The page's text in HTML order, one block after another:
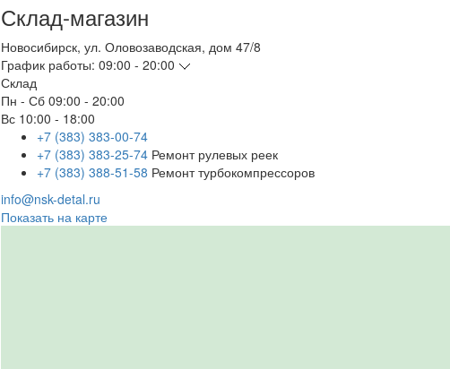
Склад-магазин
Новосибирск, ул. Оловозаводская, дом 47/8
График работы: 09:00 - 20:00
Склад
Пн - Сб 09:00 - 20:00
Вс 10:00 - 18:00
+7 (383) 383-00-74
+7 (383) 383-25-74 Ремонт рулевых реек
+7 (383) 388-51-58 Ремонт турбокомпрессоров
info@nsk-detal.ru
Показать на карте